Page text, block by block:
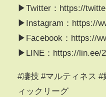
▶Twitter：https://
▶Instagram：https://
▶Facebook：https://
▶LINE：https://lin.ee/
#凄技 #マルティネス
ィックリーグ